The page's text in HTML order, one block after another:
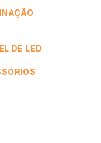
DE LED